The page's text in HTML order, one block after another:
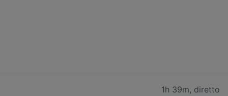
1h 39m, diretto